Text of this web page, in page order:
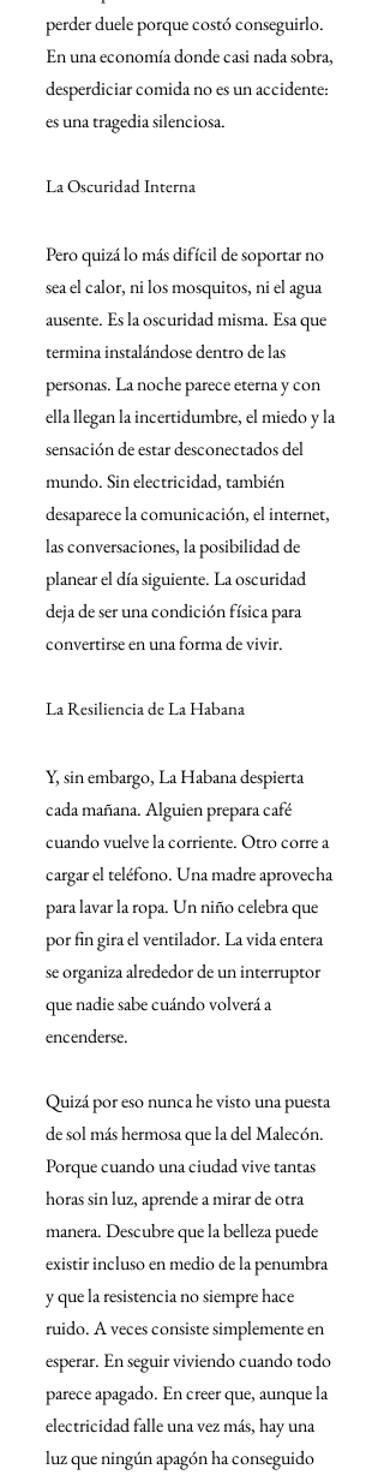
perder duele porque costó conseguirlo.
En una economía donde casi nada sobra,
desperdiciar comida no es un accidente:
es una tragedia silenciosa.
La Oscuridad Interna
Pero quizá lo más difícil de soportar no
sea el calor, ni los mosquitos, ni el agua
ausente. Es la oscuridad misma. Esa que
termina instalándose dentro de las
personas. La noche parece eterna y con
ella llegan la incertidumbre, el miedo y la
sensación de estar desconectados del
mundo. Sin electricidad, también
desaparece la comunicación, el internet,
las conversaciones, la posibilidad de
planear el día siguiente. La oscuridad
deja de ser una condición física para
convertirse en una forma de vivir.
La Resiliencia de La Habana
Y, sin embargo, La Habana despierta
cada mañana. Alguien prepara café
cuando vuelve la corriente. Otro corre a
cargar el teléfono. Una madre aprovecha
para lavar la ropa. Un niño celebra que
por fin gira el ventilador. La vida entera
se organiza alrededor de un interruptor
que nadie sabe cuándo volverá a
encenderse.
Quizá por eso nunca he visto una puesta
de sol más hermosa que la del Malecón.
Porque cuando una ciudad vive tantas
horas sin luz, aprende a mirar de otra
manera. Descubre que la belleza puede
existir incluso en medio de la penumbra
y que la resistencia no siempre hace
ruido. A veces consiste simplemente en
esperar. En seguir viviendo cuando todo
parece apagado. En creer que, aunque la
electricidad falle una vez más, hay una
luz que ningún apagón ha conseguido